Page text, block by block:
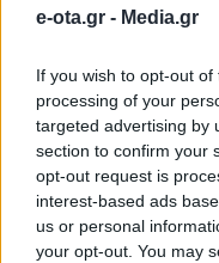
e-ota.gr - Media.gr
If you wish to opt-out
processing of your
targeted advertising by
section to confirm your
opt-out request is
interest-based ads
us or personal
your opt-out. You may